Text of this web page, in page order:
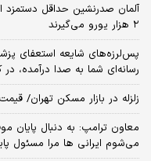
آلمان صدرنشین حداقل دستمزد
۲ هزار یورو می‌گیرند
پس‌لرزه‌های شایعه استعفای
رسانه‌ای شما به صدا درآمده،
زلزله در بازار مسکن تهران/ قیمت‌ها ۲ برابر شد، خریدار
معاون ترامپ: به دنبال پایان
می‌شوم ایرانی ها مرا مسئول